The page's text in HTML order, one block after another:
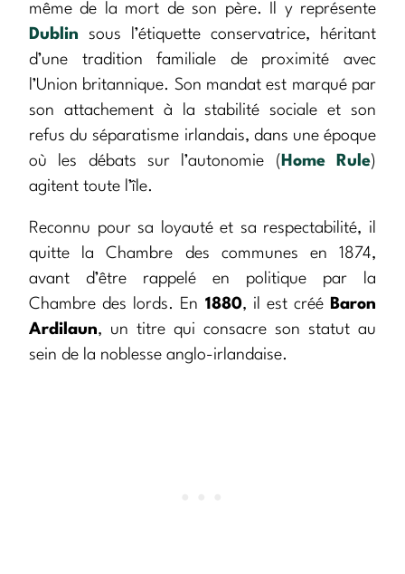
même de la mort de son père. Il y représente
Dublin sous l’étiquette conservatrice, héritant
d’une tradition familiale de proximité avec
l’Union britannique. Son mandat est marqué par
son attachement à la stabilité sociale et son
refus du séparatisme irlandais, dans une époque
où les débats sur l’autonomie ( Home Rule)
agitent toute l’île.
Reconnu pour sa loyauté et sa respectabilité, il
quitte la Chambre des communes en 1874,
avant d’être rappelé en politique par la
Chambre des lords. En 1880, il est créé
Baron
Ardilaun, un titre qui consacre son statut au
sein de la noblesse anglo-irlandaise.